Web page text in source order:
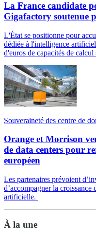
La France candidate
Gigafactory soutenue
L'État se positionne pour
dédiée à l'intelligence
d'euros de capacités de
Souveraineté des centre de
Orange et Morrison
de data centers pour
européen
Les partenaires prévoient
d’accompagner la
artificielle.
À la une